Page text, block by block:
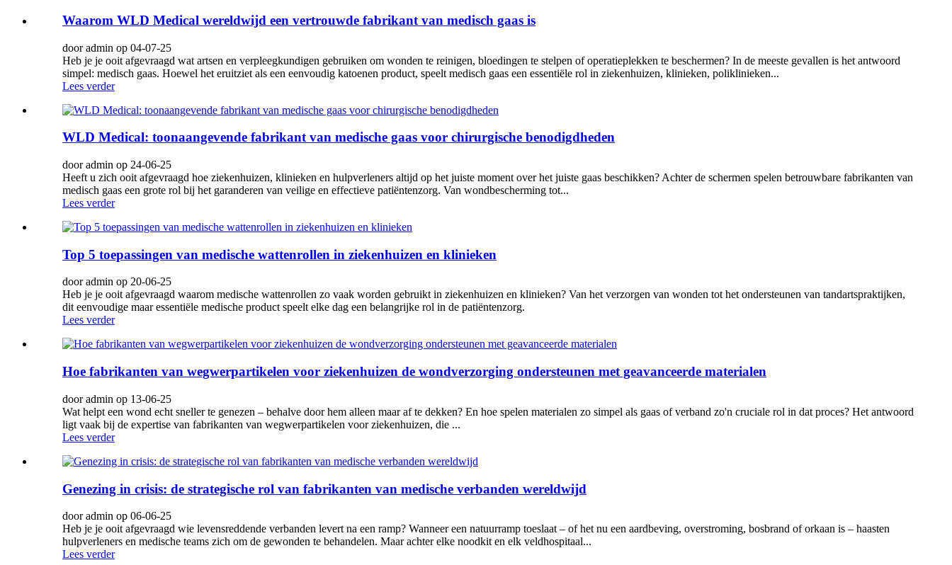
Waarom WLD Medical wereldwijd een vertrouwde fabrikant van medisch gaas is
door admin op 04-07-25
Heb je je ooit afgevraagd wat artsen en verpleegkundigen gebruiken om wonden te reinigen, bloedingen te stelpen of operatieplekken te beschermen? In de meeste gevallen is het antwoord
simpel: medisch gaas. Hoewel het eruitziet als een eenvoudig katoenen product, speelt medisch gaas een essentiële rol in ziekenhuizen, klinieken, poliklinieken...
Lees verder
WLD Medical: toonaangevende fabrikant van medische gaas voor chirurgische benodigdheden
door admin op 24-06-25
Heeft u zich ooit afgevraagd hoe ziekenhuizen, klinieken en hulpverleners altijd op het juiste moment over het juiste gaas beschikken? Achter de schermen spelen betrouwbare fabrikanten van
medisch gaas een grote rol bij het garanderen van veilige en effectieve patiëntenzorg. Van wondbescherming tot...
Lees verder
Top 5 toepassingen van medische wattenrollen in ziekenhuizen en klinieken
door admin op 20-06-25
Heb je je ooit afgevraagd waarom medische wattenrollen zo vaak worden gebruikt in ziekenhuizen en klinieken? Van het verzorgen van wonden tot het ondersteunen van tandartspraktijken,
dit eenvoudige maar essentiële medische product speelt elke dag een belangrijke rol in de patiëntenzorg.
Lees verder
Hoe fabrikanten van wegwerpartikelen voor ziekenhuizen de wondverzorging ondersteunen met geavanceerde materialen
door admin op 13-06-25
Wat helpt een wond echt sneller te genezen – behalve door hem alleen maar af te dekken? En hoe spelen materialen zo simpel als gaas of verband zo'n cruciale rol in dat proces? Het antwoord
ligt vaak bij de expertise van fabrikanten van wegwerpartikelen voor ziekenhuizen, die ...
Lees verder
Genezing in crisis: de strategische rol van fabrikanten van medische verbanden wereldwijd
door admin op 06-06-25
Heb je je ooit afgevraagd wie levensreddende verbanden levert na een ramp? Wanneer een natuurramp toeslaat – of het nu een aardbeving, overstroming, bosbrand of orkaan is – haasten
hulpverleners en medische teams zich om de gewonden te behandelen. Maar achter elke noodkit en elk veldhospitaal...
Lees verder